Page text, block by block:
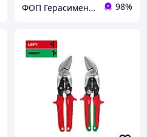
ФОП Герасименко О. В. 98%